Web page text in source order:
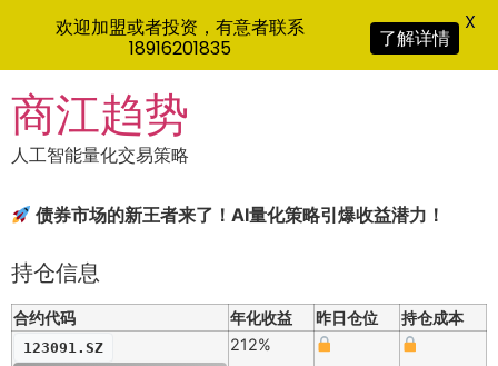
to
content
商江趋势
人工智能量化交易策略
债券市场的新王者来了！AI量化策略引爆收益潜力！
持仓信息
合约代码 年化收益 昨日仓位 持仓成本
123091.SZ
212%
欢迎加盟或者投资，有意者联系
18916201835
了解详情
X